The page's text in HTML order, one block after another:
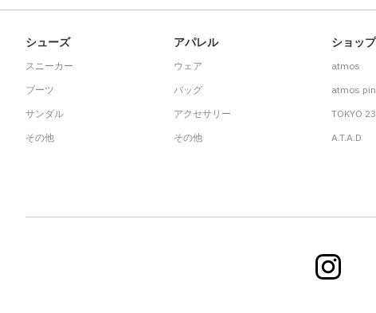
シューズ
スニーカー
ブーツ
サンダル
その他
アパレル
ウェア
バッグ
アクセサリー
その他
ショップ
atmos
atmos
TOKYO 23
A.T.A.D